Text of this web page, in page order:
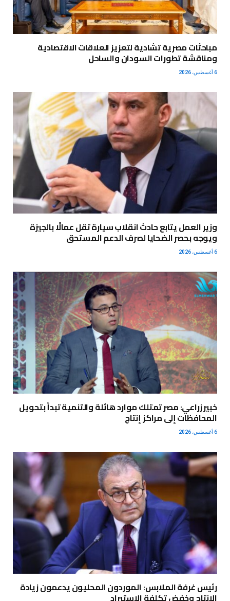
مباحثات مصرية تشادية لتعزيز العلاقات الاقتصادية
ومناقشة تطورات السودان والساحل
6 أغسطس، 2026
وزير العمل يتابع حادث انقلاب سيارة تقل عمالًا بالجيزة
ويوجه بحصر الضحايا لصرف الدعم المستحق
6 أغسطس، 2026
خبير زراعي: مصر تمتلك موارد هائلة والتنمية تبدأ بتحويل
المحافظات إلى مراكز إنتاج
6 أغسطس، 2026
رئيس غرفة الملابس: الموردون المحليون يدعمون زيادة